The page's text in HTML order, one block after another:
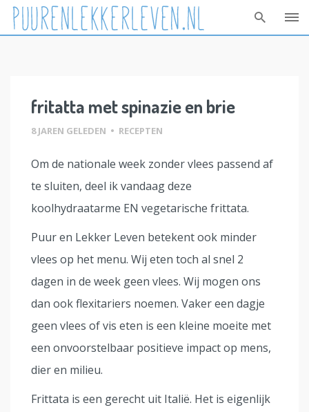
fritatta met spinazie en brie
8 JAREN GELEDEN • RECEPTEN
Om de nationale week zonder vlees passend af
te sluiten, deel ik vandaag deze
koolhydraatarme EN vegetarische frittata.
Puur en Lekker Leven betekent ook minder
vlees op het menu. Wij eten toch al snel 2
dagen in de week geen vlees. Wij mogen ons
dan ook flexitariers noemen. Vaker een dagje
geen vlees of vis eten is een kleine moeite met
een onvoorstelbaar positieve impact op mens,
dier en milieu.
Frittata is een gerecht uit Italië. Het is eigenlijk